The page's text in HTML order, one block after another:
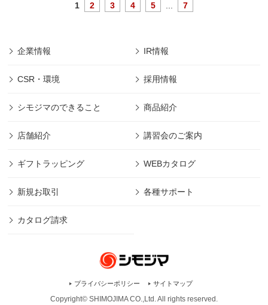
1 2 3 4 5 7
企業情報 IR情報
CSR・環境 採用情報
シモジマのできること 商品紹介
店舗紹介 講習会のご案内
ギフトラッピング WEBカタログ
新規お取引 各種サポート
カタログ請求
プライバシーポリシー サイトマップ
Copyright© SHIMOJIMA CO.,Ltd. All rights reserved.